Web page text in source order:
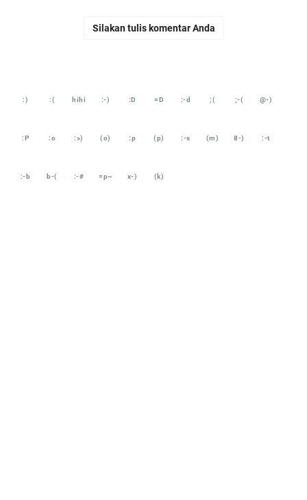
Silakan tulis komentar Anda
:) :( hihi :-) :D =D :-d ;( ;-( @-)
:P :o :>) (o) :p (p) :-s (m) 8-) :-t
:-b b-( :-# =p~ x-) (k)